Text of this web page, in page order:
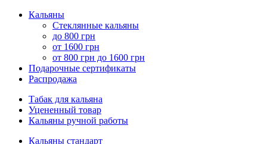
Кальяны
Стеклянные кальяны
до 800 грн
от 1600 грн
от 800 грн до 1600 грн
Подарочные сертификаты
Распродажа
Табак для кальяна
Уцененный товар
Кальяны ручной работы
Кальяны стандарт